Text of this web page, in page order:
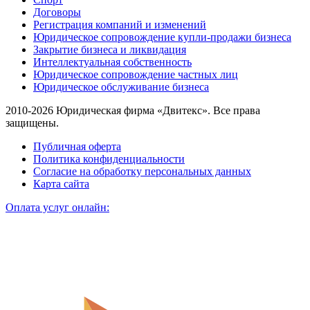
Договоры
Регистрация компаний и изменений
Юридическое сопровождение купли-продажи бизнеса
Закрытие бизнеса и ликвидация
Интеллектуальная собственность
Юридическое сопровождение частных лиц
Юридическое обслуживание бизнеса
2010-2026 Юридическая фирма «Двитекс». Все права
защищены.
Публичная оферта
Политика конфиденциальности
Согласие на обработку персональных данных
Карта сайта
Оплата услуг онлайн: